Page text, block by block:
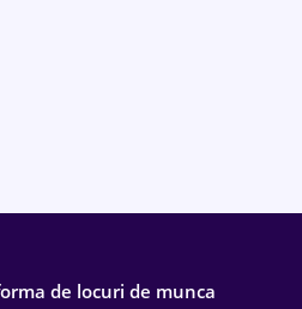
de locuri de munca